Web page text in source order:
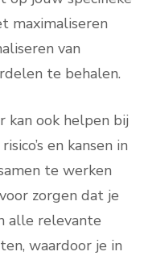
maximaliseren
van
te behalen.
kan ook helpen bij
en kansen in
te werken
zorgen dat je
alle relevante
waardoor je in